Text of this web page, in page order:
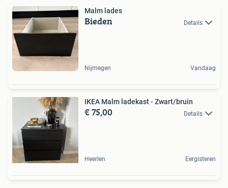
Malm lades
Bieden Details
Nijmegen Vandaag
IKEA Malm ladekast - Zwart/bruin
€ 75,00 Details
Heerlen Eergisteren